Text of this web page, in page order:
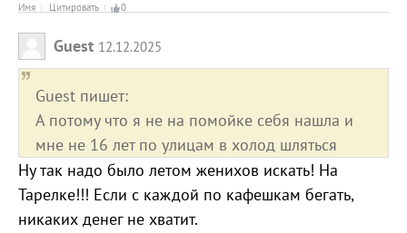
Имя Цитировать 0
Guest 12.12.2025
Guest пишет:
А потому что я не на помойке себя нашла и
мне не 16 лет по улицам в холод шляться
Ну так надо было летом женихов искать! На
Тарелке!!! Если с каждой по кафешкам бегать,
никаких денег не хватит.